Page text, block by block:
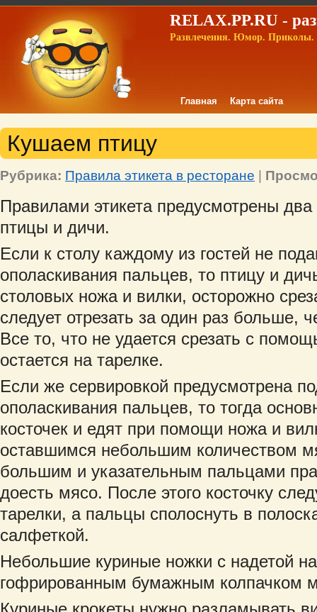
RELAX.PP.RU -
Развлечения. Юмор. Приколы.
Главная Карта сайта
Кушаем птицу
Рубрика: Правила этикета в ресторане |
Правилами этикета предусмотрены
птицы и дичи.
Если к столу каждому из гостей не
ополаскивания пальцев, то птицу и
столовых ножа и вилки, осторожно
следует отрезать за один раз больше,
Все то, что не удается срезать с
остается на тарелке.
Если же сервировкой предусмотрена
ополаскивания пальцев, то тогда
косточек и едят при помощи ножа и
оставшимся небольшим количеством
большим и указательным пальцами
доесть мясо. После этого косточку
тарелки, а пальцы сполоснуть в
салфеткой.
Небольшие куриные ножки с надетой
гофрированным бумажным колпачком